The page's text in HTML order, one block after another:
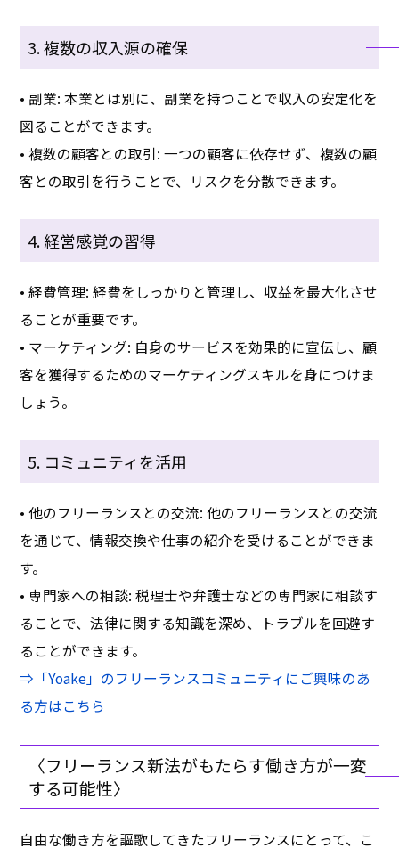
3. 複数の収入源の確保
• 副業: 本業とは別に、副業を持つことで収入の安定化を
図ることができます。
• 複数の顧客との取引: 一つの顧客に依存せず、複数の顧
客との取引を行うことで、リスクを分散できます。
4. 経営感覚の習得
• 経費管理: 経費をしっかりと管理し、収益を最大化させ
ることが重要です。
• マーケティング: 自身のサービスを効果的に宣伝し、顧
客を獲得するためのマーケティングスキルを身につけま
しょう。
5. コミュニティを活用
• 他のフリーランスとの交流: 他のフリーランスとの交流
を通じて、情報交換や仕事の紹介を受けることができま
す。
• 専門家への相談: 税理士や弁護士などの専門家に相談す
ることで、法律に関する知識を深め、トラブルを回避す
ることができます。
⇒「Yoake」のフリーランスコミュニティにご興味のあ
る方はこちら
〈フリーランス新法がもたらす働き方が一変
する可能性〉
自由な働き方を謳歌してきたフリーランスにとって、こ